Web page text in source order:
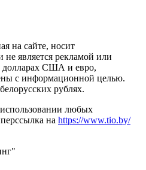
на сайте, носит
является рекламой или
США и евро,
с информационной целью.
рублях.
любых
на https://www.tio.by/